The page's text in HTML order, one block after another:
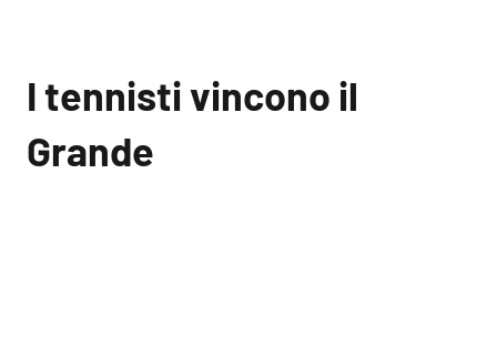
I tennisti vincono il
Grande